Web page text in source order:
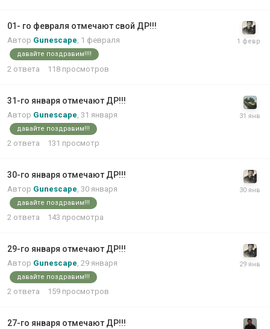
01- го февраля отмечают свой ДР!!!
Автор Gunescape, 1 февраля
давайте поздравим!!!!
2 ответа 118 просмотров
31-го января отмечают ДР!!!
Автор Gunescape 31 января
давайте поздравим!!!
2 ответа 131 просмотр
30-го января отмечают ДР!!!
Автор Gunescape 30 января
давайте поздравим!!!
2 ответа 143 просмотра
29-го января отмечают ДР!!!
Автор Gunescape 29 января
давайте поздравим!!!
2 ответа 159 просмотров
27-го января отмечают ДР!!!